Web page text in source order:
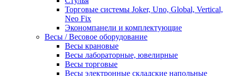
Торговые системы Joker, Uno, Global, Vertical,
Neo Fix
Экономпанели и комплектующие
Весы / Весовое оборудование
Весы крановые
Весы лабораторные, ювелирные
Весы торговые
Весы электронные складские напольные